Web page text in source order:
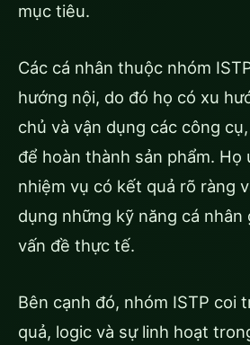
mục tiêu.
Các cá nhân thuộc nhóm
hướng nội, do đó họ có xu
chủ và vận dụng các công
để hoàn thành sản phẩm. Họ
nhiệm vụ có kết quả rõ ràng
dụng những kỹ năng cá nhân
vấn đề thực tế.
Bên cạnh đó, nhóm ISTP coi
quả, logic và sự linh hoạt